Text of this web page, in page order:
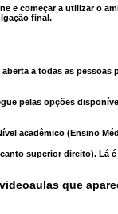
e começar a utilizar o
final.
a todas as pessoas
pelas opções
acadêmico (Ensino
superior direito).
que